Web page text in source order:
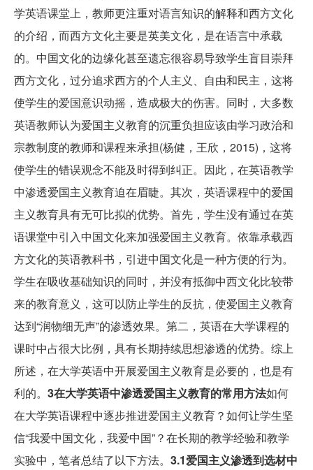
学英语课堂上，教师更注重对语言知识的解释和西方文化
的介绍，而西方文化主要是英美文化，是在语言中承载
的。中国文化的边缘化甚至遗忘很容易导致学生盲目崇拜
西方文化，过分追求西方的个人主义、自由和民主，这将
使学生的爱国意识动摇，造成极大的伤害。同时，大多数
英语教师认为爱国主义教育的沉重负担应该由学习政治和
宗教制度的教师和课程来承担(杨健，王欣，2015)，这将
使学生的错误观念不能及时得到纠正。因此，在英语教学
中渗透爱国主义教育迫在眉睫。其次，英语课程中的爱国
主义教育具有无可比拟的优势。首先，学生没有通过在英
语课堂中引入中国文化来加强爱国主义教育。依靠承载西
方文化的英语教科书，引进中国文化是一种方便的行为。
学生在吸收基础知识的同时，并没有抵御中西文化比较带
来的教育意义，这可以防止学生的反抗，使爱国主义教育
达到“润物细无声”的渗透效果。第二，英语在大学课程的
课时中占很大比例，具有长期持续思想渗透的优势。综上
所述，在大学英语中开展爱国主义教育是必要的，也是有
利的。 3在大学英语中渗透爱国主义教育的常用方法如何
在大学英语课程中逐步推进爱国主义教育？如何让学生坚
信“我爱中国文化，我爱中国”？在长期的教学经验和教学
实验中，笔者总结了以下方法。 3.1爱国主义渗透到选材中